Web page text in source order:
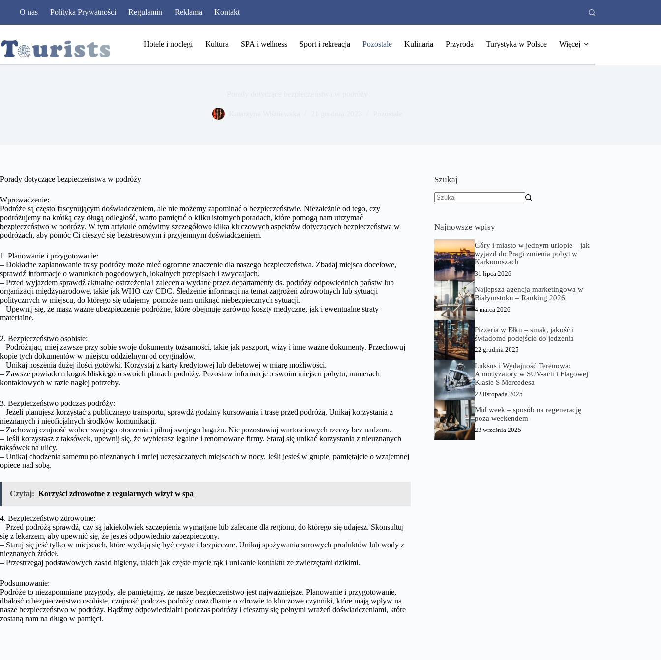
O nas Polityka Prywatności Regulamin Reklama Kontakt
Hotele i noclegi Kultura SPA i wellness Sport i rekreacja Pozostałe Kulinaria Przyroda Turystyka w Polsce Więcej
Porady dotyczące bezpieczeństwa w podróży
Wprowadzenie:
Podróże są często fascynującym doświadczeniem, ale nie możemy zapominać o bezpieczeństwie. Niezależnie od tego, czy
podróżujemy na krótką czy długą odległość, warto pamiętać o kilku istotnych poradach, które pomogą nam utrzymać
bezpieczeństwo w podróży. W tym artykule omówimy szczegółowo kilka kluczowych aspektów dotyczących bezpieczeństwa w
podróżach, aby pomóc Ci cieszyć się bezstresowym i przyjemnym doświadczeniem.
1. Planowanie i przygotowanie:
– Dokładne zaplanowanie trasy podróży może mieć ogromne znaczenie dla naszego bezpieczeństwa. Zbadaj miejsca docelowe,
sprawdź informacje o warunkach pogodowych, lokalnych przepisach i zwyczajach.
– Przed wyjazdem sprawdź aktualne ostrzeżenia i zalecenia wydane przez departamenty ds. podróży odpowiednich państw lub
organizacji międzynarodowe, takie jak WHO czy CDC. Śledzenie informacji na temat zagrożeń zdrowotnych lub sytuacji
politycznych w miejscu, do którego się udajemy, pomoże nam uniknąć niebezpiecznych sytuacji.
– Upewnij się, że masz ważne ubezpieczenie podróżne, które obejmuje zarówno koszty medyczne, jak i ewentualne straty
materialne.
2. Bezpieczeństwo osobiste:
– Podróżując, miej zawsze przy sobie swoje dokumenty tożsamości, takie jak paszport, wizy i inne ważne dokumenty. Przechowuj
kopie tych dokumentów w miejscu oddzielnym od oryginałów.
– Unikaj noszenia dużej ilości gotówki. Korzystaj z karty kredytowej lub debetowej w miarę możliwości.
– Zawsze powiadom kogoś bliskiego o swoich planach podróży. Pozostaw informacje o swoim miejscu pobytu, numerach
kontaktowych w razie nagłej potrzeby.
3. Bezpieczeństwo podczas podróży:
– Jeżeli planujesz korzystać z publicznego transportu, sprawdź godziny kursowania i trasę przed podróżą. Unikaj korzystania z
nieznanych i nieoficjalnych środków komunikacji.
– Zachowuj czujność wobec swojego otoczenia i pilnuj swojego bagażu. Nie pozostawiaj wartościowych rzeczy bez nadzoru.
– Jeśli korzystasz z taksówek, upewnij się, że wybierasz legalne i renomowane firmy. Staraj się unikać korzystania z nieuznanych
taksówek na ulicy.
– Unikaj chodzenia samemu po nieznanych i mniej uczęszczanych miejscach w nocy. Jeśli jesteś w grupie, pamiętajcie o wzajemnej
opiece nad sobą.
Czytaj: Korzyści zdrowotne z regularnych wizyt w spa
4. Bezpieczeństwo zdrowotne:
– Przed podróżą sprawdź, czy są jakiekolwiek szczepienia wymagane lub zalecane dla regionu, do którego się udajesz. Skonsultuj
się z lekarzem, aby upewnić się, że jesteś odpowiednio zabezpieczony.
– Staraj się jeść tylko w miejscach, które wydają się być czyste i bezpieczne. Unikaj spożywania surowych produktów lub wody z
nieznanych źródeł.
– Przestrzegaj podstawowych zasad higieny, takich jak częste mycie rąk i unikanie kontaktu ze zwierzętami dzikimi.
Podsumowanie:
Podróże to niezapomniane przygody, ale pamiętajmy, że nasze bezpieczeństwo jest najważniejsze. Planowanie i przygotowanie,
dbałość o bezpieczeństwo osobiste, czujność podczas podróży oraz dbanie o zdrowie to kluczowe czynniki, które mają wpływ na
nasze bezpieczeństwo w podróży. Bądźmy odpowiedzialni podczas podróży i cieszmy się pełnymi wrażeń doświadczeniami, które
zostaną nam na długo w pamięci.
Szukaj
Najnowsze wpisy
Góry i miasto w jednym urlopie – jak
wyjazd do Pragi zmienia pobyt w
Karkonoszach
31 lipca 2026
Najlepsza agencja marketingowa w
Białymstoku – Ranking 2026
4 marca 2026
Pizzeria w Ełku – smak, jakość i
świadome podejście do jedzenia
22 grudnia 2025
Luksus i Wydajność Terenowa:
Amortyzatory w SUV-ach i Flagowej
Klasie S Mercedesa
22 listopada 2025
Mid week – sposób na regenerację
poza weekendem
23 września 2025